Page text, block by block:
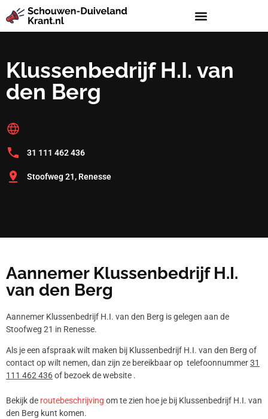
Klussenbedrijf H.I. van
den Berg
31 111 462 436
Stoofweg 21, Renesse
Aannemer Klussenbedrijf H.I.
van den Berg
Aannemer Klussenbedrijf H.I. van den Berg is gelegen aan de
Stoofweg 21 in Renesse.
Als je een afspraak wilt maken bij Klussenbedrijf H.I. van den Berg of
contact op wilt nemen, dan zijn ze bereikbaar op telefoonnummer31
111 462 436of bezoek de website .
Bekijk de routebeschrijving om te zien hoe je bij Klussenbedrijf H.I. van
den Berg kunt komen.